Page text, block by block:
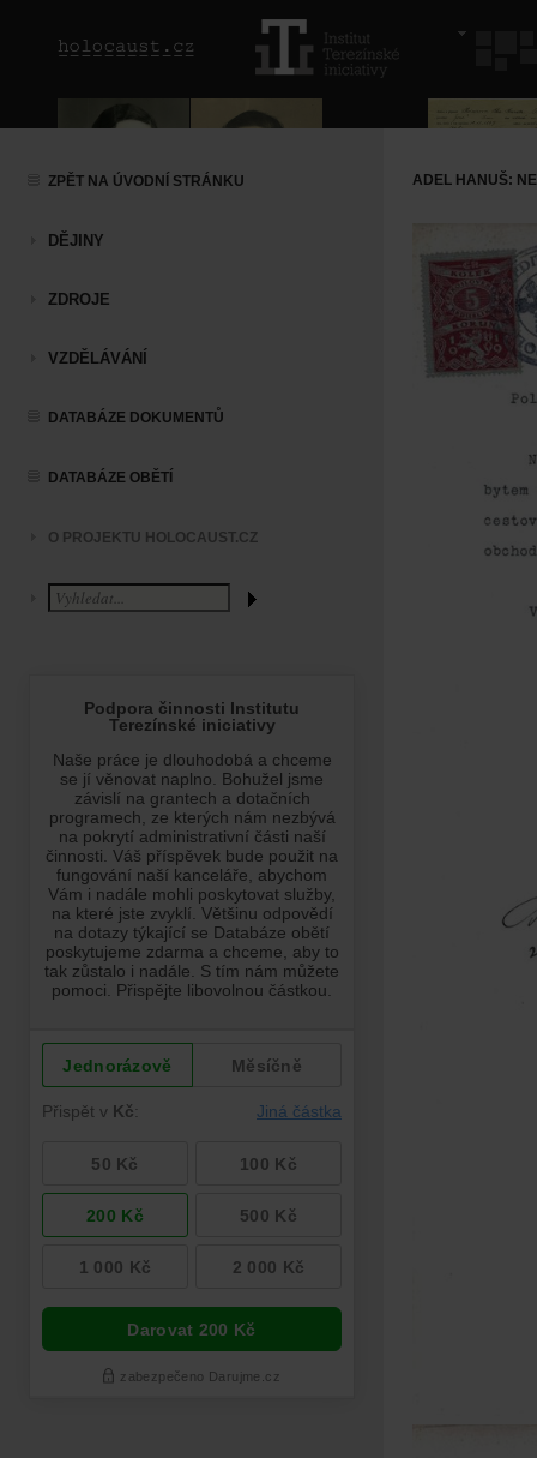
ZPĚT NA ÚVODNÍ STRÁNKU
DĚJINY
ZDROJE
VZDĚLÁVÁNÍ
DATABÁZE DOKUMENTŮ
DATABÁZE OBĚTÍ
O PROJEKTU HOLOCAUST.CZ
ADEL HANUŠ: